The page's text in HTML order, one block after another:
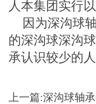
人本集团实行
因为深沟球
的深沟球深沟
承认识较少的
上一篇:深沟球轴